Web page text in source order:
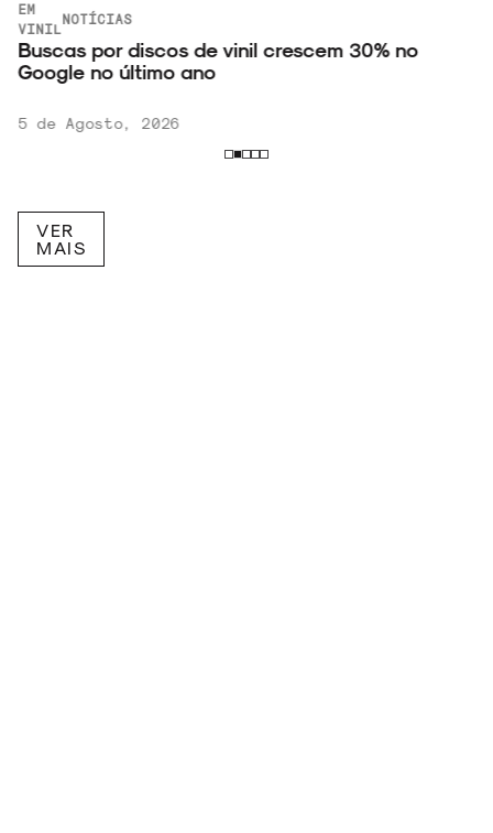
EM
VINIL
NOTÍCIAS
Buscas por discos de vinil crescem 30% no
Google no último ano
5 de Agosto, 2026
VER
MAIS